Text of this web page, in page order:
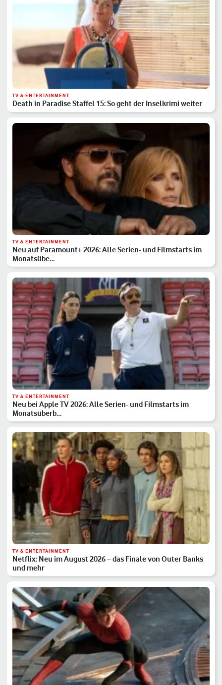
TV & ENTERTAINMENT
Death in Paradise Staffel 15: So geht der Inselkrimi weiter
TV & ENTERTAINMENT
Neu auf Paramount+ 2026: Alle Serien- und Filmstarts im
Monatsübe…
TV & ENTERTAINMENT
Neu bei Apple TV 2026: Alle Serien- und Filmstarts im
Monatsüberb…
TV & ENTERTAINMENT
Netflix: Neu im August 2026 – das Finale von Outer Banks
und mehr